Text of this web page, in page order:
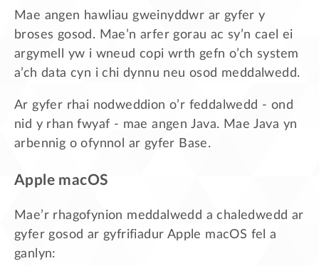
Mae angen hawliau gweinyddwr ar gyfer y
broses gosod. Mae’n arfer gorau ac sy’n cael ei
argymell yw i wneud copi wrth gefn o’ch system
a’ch data cyn i chi dynnu neu osod meddalwedd.
Ar gyfer rhai nodweddion o’r feddalwedd - ond
nid y rhan fwyaf - mae angen Java. Mae Java yn
arbennig o ofynnol ar gyfer Base.
Apple macOS
Mae’r rhagofynion meddalwedd a chaledwedd ar
gyfer gosod ar gyfrifiadur Apple macOS fel a
ganlyn: